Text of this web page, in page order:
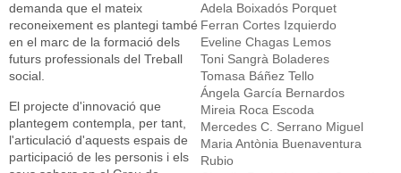
demanda que el mateix
reconeixement es plantegi també
en el marc de la formació dels
futurs professionals del Treball
social.
El projecte d'innovació que
plantegem contempla, per tant,
l'articulació d'aquests espais de
participació de les personis i els
Adela Boixadós Porquet
Ferran Cortes Izquierdo
Eveline Chagas Lemos
Toni Sangrà Boladeres
Tomasa Báñez Tello
Ángela García Bernardos
Mireia Roca Escoda
Mercedes C. Serrano Miguel
Maria Antònia Buenaventura
Rubio